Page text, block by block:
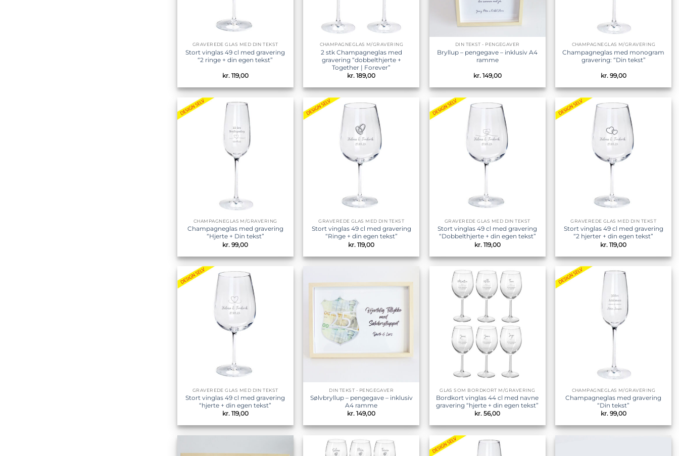
GRAVEREDE GLAS MED DIN TEKST
Stort vinglas 49 cl med gravering
“2 ringe + din egen tekst”
kr.119,00
CHAMPAGNEGLAS M/GRAVERING
2 stk Champagneglas med
gravering “dobbelthjerte +
Together | Forever”
kr. 189,00
DIN TEKST - PENGEGAVER
Bryllup – pengegave – inklusiv A4
ramme
kr.149,00
CHAMPAGNEGLAS M/GRAVERING
Champagneglas med monogram
gravering: “Din tekst”
kr.99,00
CHAMPAGNEGLAS M/GRAVERING
Champagneglas med gravering
“Hjerte + Din tekst”
kr. 99,00
GRAVEREDE GLAS MED DIN TEKST
Stort vinglas 49 cl med gravering
“Ringe + din egen tekst”
kr. 119,00
GRAVEREDE GLAS MED DIN TEKST
Stort vinglas 49 cl med gravering
“Dobbelthjerte + din egen tekst”
kr.119,00
GRAVEREDE GLAS MED DIN TEKST
Stort vinglas 49 cl med gravering
“2 hjerter + din egen tekst”
kr. 119,00
GRAVEREDE GLAS MED DIN TEKST
Stort vinglas 49 cl med gravering
“hjerte + din egen tekst”
kr.119,00
Tilføj til
DIN TEKST - PENGEGAVER
Sølvbryllup – pengegave – inklusiv
A4 ramme
kr. 149,00
Tilføj til
ønskeliste
GLAS SOM BORDKORT M/GRAVERING
Bordkort vinglas 44 cl med navne
gravering “hjerte + din egen tekst”
kr. 56,00
CHAMPAGNEGLAS M/GRAVERING
Champagneglas med gravering
“Din tekst”
kr.99,00